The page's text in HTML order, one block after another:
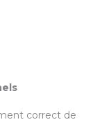
correct de